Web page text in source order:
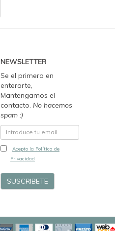
NEWSLETTER
Se el primero en
enterarte,
Mantengamos el
contacto. No hacemos
spam :)
Acepto la Política de
Privacidad